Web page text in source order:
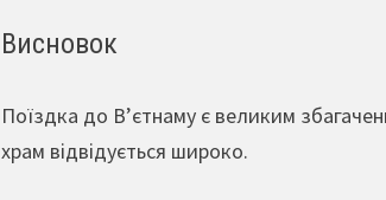
Висновок
Поїздка до В’єтнаму є великим
храм відвідується широко.